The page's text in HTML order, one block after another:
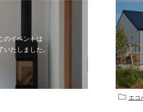
のイベントは
いたしました。
エコ